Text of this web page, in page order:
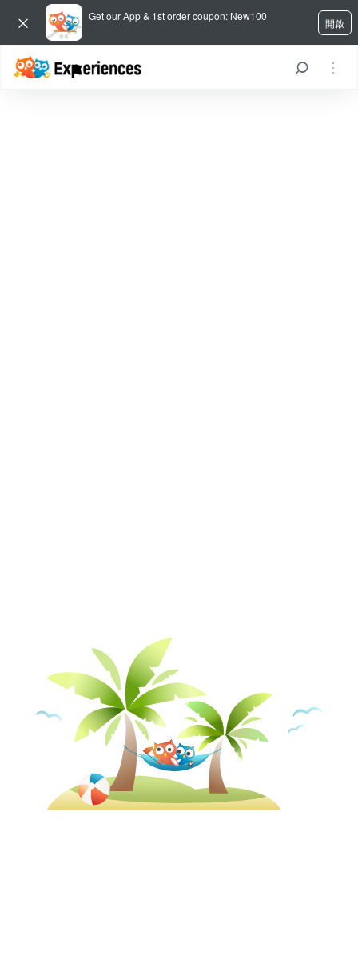
Get our App & 1st order coupon: New100
開啟